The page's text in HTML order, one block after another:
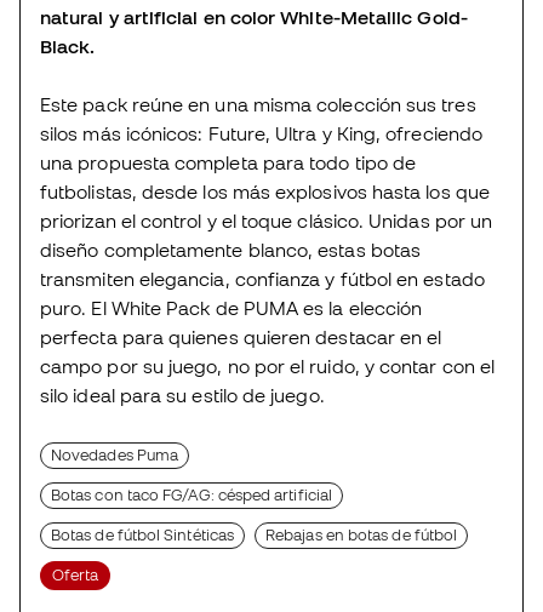
natural y artificial en color White-Metallic Gold-
Black.
Este pack reúne en una misma colección sus tres
silos más icónicos: Future, Ultra y King, ofreciendo
una propuesta completa para todo tipo de
futbolistas, desde los más explosivos hasta los que
priorizan el control y el toque clásico. Unidas por un
diseño completamente blanco, estas botas
transmiten elegancia, confianza y fútbol en estado
puro. El White Pack de PUMA es la elección
perfecta para quienes quieren destacar en el
campo por su juego, no por el ruido, y contar con el
silo ideal para su estilo de juego.
Novedades Puma
Botas con taco FG/AG: césped artificial
Botas de fútbol Sintéticas Rebajas en botas de fútbol
Oferta